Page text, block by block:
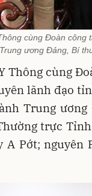
cùng Đoàn công
ương Đảng, Bí
Thông cùng
lãnh đạo
Trung
trực
A Pớt; nguyên